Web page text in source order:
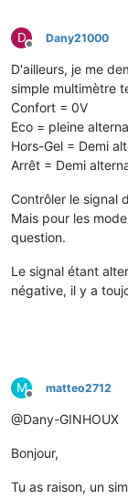
D
Offline
Dany21000
D'ailleurs, je me
simple multimètre
Confort = 0V
Eco = pleine
Hors-Gel = Demi
Arrêt = Demi
Contrôler le signal
Mais pour les
question.
Le signal étant
négative, il y a
M
Offline
matteo2712
@Dany-GINHOUX
Bonjour,
Tu as raison, un